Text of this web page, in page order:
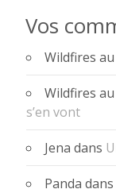
Vos
Wildfires
Wildfires
s’en vont
Jena dans
Panda dans